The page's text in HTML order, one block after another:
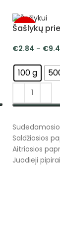
-5%
Šašlykų
€2.84 – €
100 g
Saldžiosios
Aitriosios
Juodieji